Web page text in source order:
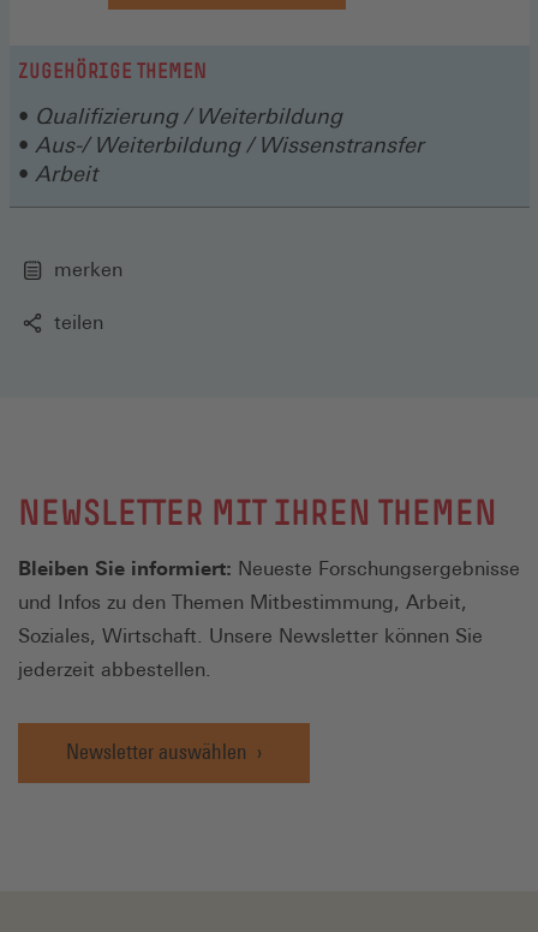
ZUGEHÖRIGE THEMEN
Qualifizierung / Weiterbildung
Aus-/ Weiterbildung / Wissenstransfer
Arbeit
merken
teilen
NEWSLETTER MIT IHREN THEMEN
Bleiben Sie informiert: Neueste Forschungsergebnisse
und Infos zu den Themen Mitbestimmung, Arbeit,
Soziales, Wirtschaft. Unsere Newsletter können Sie
jederzeit abbestellen.
Newsletter auswählen